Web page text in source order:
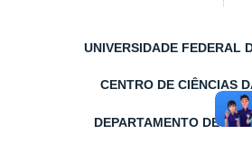
UNIVERSIDADE FEDERAL
CENTRO DE CIÊNCIAS
DEPARTAMENTO DE